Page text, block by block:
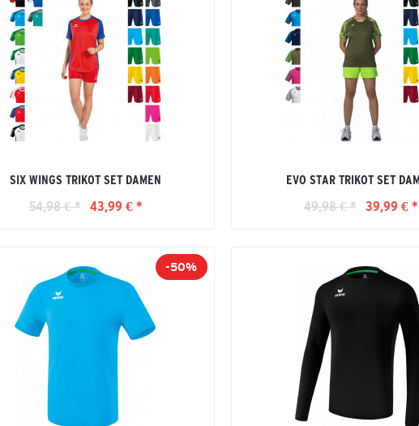
SIX WINGS TRIKOT SET DAMEN
54,98 € *
43,99 € *
EVO STAR TRIKOT SET
49,98 € *
39,99 € *
-50%